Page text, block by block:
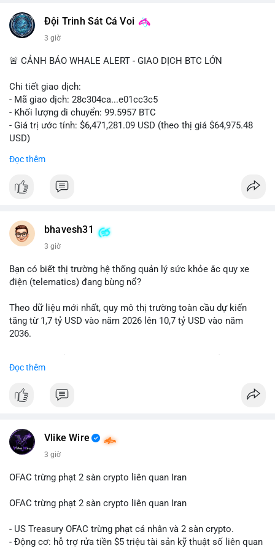
Đội Trinh Sát Cá Voi
3 giờ
🚨 CẢNH BÁO WHALE ALERT - GIAO DỊCH BTC LỚN
Chi tiết giao dịch:
- Mã giao dịch: 28c304ca...e01cc3c5
- Khối lượng di chuyển: 99.5957 BTC
- Giá trị ước tính: $6,471,281.09 USD (theo thị giá $64,975.48
USD)
giá hơn 6.47 triệu USD, cho thấy dấu hiệu chuyển tiền quy mô
thanh khoản hoặc bán, hoặc chuyển sang ví lạnh nhằm tích lũy
dài hạn. Việc giao dịch chưa được xác nhận tạo tâm lý thận
cung ngắn hạn. Nếu BTC vào ví nóng sàn, khả năng cao là
động thái chốt lời; ngược lại, nếu vào ví mới không hoạt động,
Lời khuyên: Nhà đầu tư nhỏ lẻ nên quan sát thêm 2-4 giờ sau
khi giao dịch được xác nhận, tránh hành động theo cảm xúc.
ưu tiên quản trị rủi ro trong giai đoạn biến động mạnh.
#btcmempool65k
Đọc thêm
bhavesh31
3 giờ
Bạn có biết thị trường hệ thống quản lý sức khỏe ắc quy xe
điện (telematics) đang bùng nổ?
Theo dữ liệu mới nhất, quy mô thị trường toàn cầu dự kiến
tăng từ 1,7 tỷ USD vào năm 2026 lên 10,7 tỷ USD vào năm
2036.
hàng năm (CAGR) ấn tượng lên tới 20,2%.
Điều gì đang thúc đẩy sự tăng trưởng vượt bậc này? Hãy cùng
Đọc thêm
Vlike Wire
3 giờ
OFAC trừng phạt 2 sàn crypto liên quan Iran
OFAC trừng phạt 2 sàn crypto liên quan Iran
- US Treasury OFAC trừng phạt cá nhân và 2 sàn crypto.
- Động cơ: hỗ trợ rửa tiền $5 triệu tài sản kỹ thuật số liên quan